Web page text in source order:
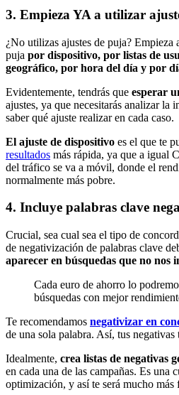
3. Empieza YA a utilizar
¿No utilizas ajustes de puja? Empieza
puja por dispositivo, por listas de
geográfico, por hora del día y por
Evidentemente, tendrás que esperar
ajustes, ya que necesitarás analizar la
saber qué ajuste realizar en cada caso.
El ajuste de dispositivo es el que te
resultados más rápida, ya que a igual
del tráfico se va a móvil, donde el
normalmente más pobre.
4. Incluye palabras clave
Crucial, sea cual sea el tipo de
de negativización de palabras clave
aparecer en búsquedas que no nos
Cada euro de ahorro lo
búsquedas con mejor
Te recomendamos negativizar en
de una sola palabra. Así, tus
Idealmente, crea listas de negativas
en cada una de las campañas. Es una
optimización, y así te será mucho